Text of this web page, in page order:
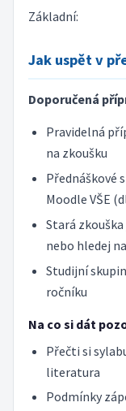
Základní:
Jak uspět v
Doporučená
Pravidelná
na zkoušku
Přednáškové
Moodle VŠE
Stará
nebo hledej
Studijní
ročníku
Na co si dát
Přečti si
literatura
Podmínky